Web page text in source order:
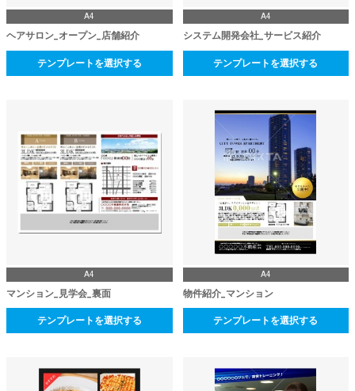
A4
ヘアサロン_オープン_店舗紹介
テンプレートを選択する
A4
システム開発会社_サービス紹介
テンプレートを選択する
A4
マンション_見学会_裏面
テンプレートを選択する
A4
物件紹介_マンション
テンプレートを選択する